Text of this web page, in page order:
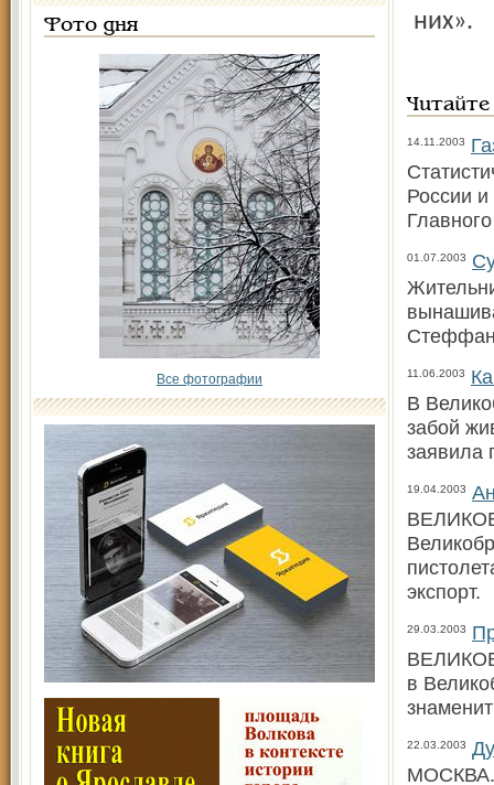
Фото дня
Все фотографии
них».
14.11.2003
России
01.07.2003
11.06.2003
В
забой
заявила
19.04.2003
экспорт.
29.03.2003
в
22.03.2003
МОСКВА.